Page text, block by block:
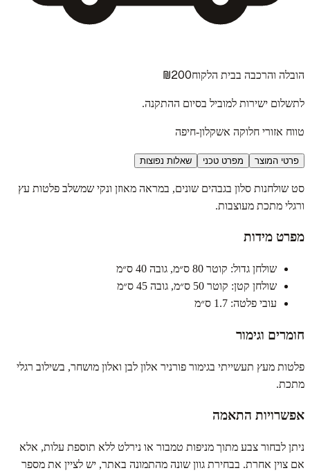
הובלה והרכבה בבית הלקוח₪200
לתשלום ישירות למוביל בסיום ההתקנה.
טווח אזורי חלוקה אשקלון-חיפה
פרטי המוצר מפרט טכני שאלות נפוצות
סט שולחנות סלון בגבהים שונים, במראה מאוזן ונקי שמשלב פלטות עץ
ורגלי מתכת מעוצבות.
מפרט מידות
שולחן גדול: קוטר 80 ס״מ, גובה 40 ס״מ
שולחן קטן: קוטר 50 ס״מ, גובה 45 ס״מ
עובי פלטה: 1.7 ס״מ
חומרים וגימור
פלטות מעץ תעשייתי בגימור פורניר אלון לבן ואלון מושחר, בשילוב רגלי
מתכת.
אפשרויות התאמה
ניתן לבחור צבע מתוך מניפות טמבור או נירלט ללא תוספת עלות, אלא
אם צוין אחרת. בבחירת גוון שונה מהתמונה באתר, יש לציין את מספר